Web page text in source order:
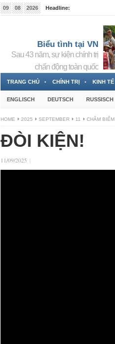
09 08 2026
Headline:
Biểu tình tại VN
Sau 43 năm, sự kiện chính trị
chấn động toàn quốc
TRANG CHỦ CHÍNH TRỊ KINH TẾ
ENGLISCH DEUTSCH RUSSISCH
HOME 2025 SEPTEMBER 11 CHÂM BIẾM
ĐÒI KIỆN!
11/09/2025 |